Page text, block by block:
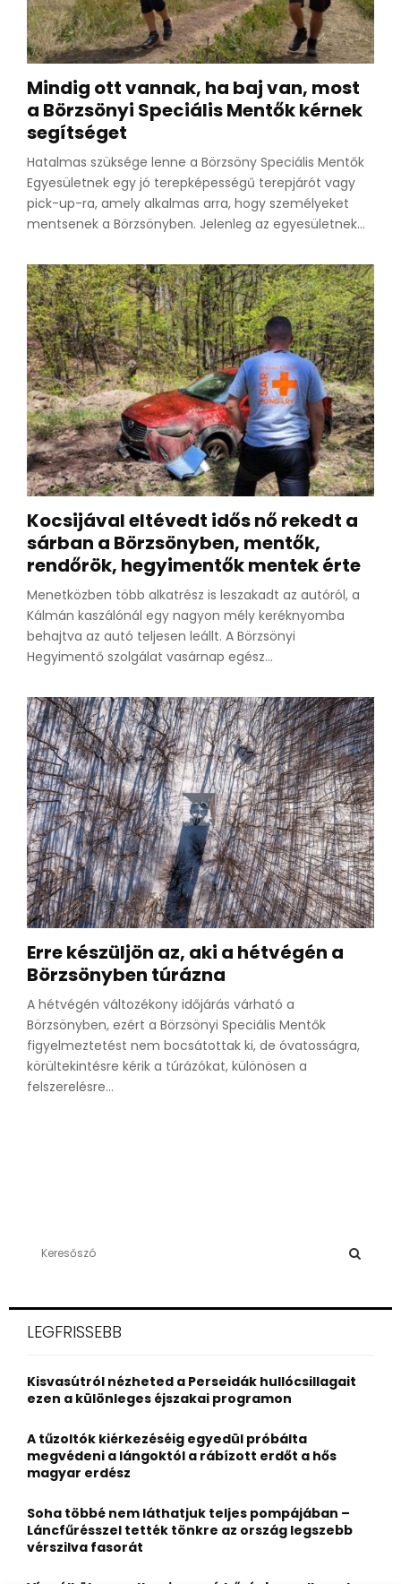
Mindig ott vannak, ha baj van, most
a Börzsönyi Speciális Mentők kérnek
segítséget
Hatalmas szüksége lenne a Börzsöny Speciális Mentők
Egyesületnek egy jó terepképességű terepjárót vagy
pick-up-ra, amely alkalmas arra, hogy személyeket
mentsenek a Börzsönyben. Jelenleg az egyesületnek...
Kocsijával eltévedt idős nő rekedt a
sárban a Börzsönyben, mentők,
rendőrök, hegyimentők mentek érte
Menetközben több alkatrész is leszakadt az autóról, a
Kálmán kaszálónál egy nagyon mély keréknyomba
behajtva az autó teljesen leállt. A Börzsönyi
Hegyimentő szolgálat vasárnap egész...
Erre készüljön az, aki a hétvégén a
Börzsönyben túrázna
A hétvégén változékony időjárás várható a
Börzsönyben, ezért a Börzsönyi Speciális Mentők
figyelmeztetést nem bocsátottak ki, de óvatosságra,
körültekintésre kérik a túrázókat, különösen a
felszerelésre...
h
o
r
LEGFRISSEBB
Kisvasútról nézheted a Perseidák hullócsillagait
ezen a különleges éjszakai programon
A tűzoltók kiérkezéséig egyedül próbálta
megvédeni a lángoktól a rábízott erdőt a hős
magyar erdész
Soha többé nem láthatjuk teljes pompájában –
Láncfűrésszel tették tönkre az ország legszebb
vérszilva fasorát